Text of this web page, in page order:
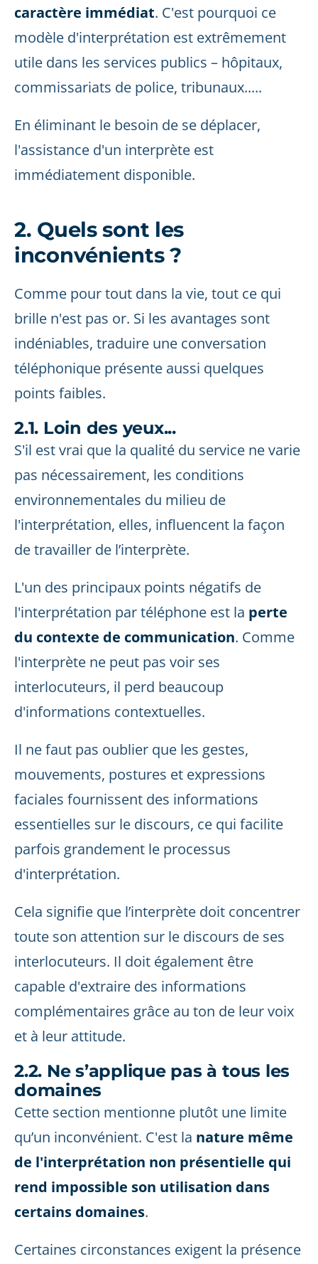
caractère immédiat. C'est pourquoi ce
modèle d'interprétation est extrêmement
utile dans les services publics – hôpitaux,
commissariats de police, tribunaux.....
En éliminant le besoin de se déplacer,
l'assistance d'un interprète est
immédiatement disponible.
2. Quels sont les
inconvénients ?
Comme pour tout dans la vie, tout ce qui
brille n'est pas or. Si les avantages sont
indéniables, traduire une conversation
téléphonique présente aussi quelques
points faibles.
2.1. Loin des yeux...
S'il est vrai que la qualité du service ne varie
pas nécessairement, les conditions
environnementales du milieu de
l'interprétation, elles, influencent la façon
de travailler de l’interprète.
L'un des principaux points négatifs de
l'interprétation par téléphone est la perte
du contexte de communication. Comme
l'interprète ne peut pas voir ses
interlocuteurs, il perd beaucoup
d'informations contextuelles.
Il ne faut pas oublier que les gestes,
mouvements, postures et expressions
faciales fournissent des informations
essentielles sur le discours, ce qui facilite
parfois grandement le processus
d'interprétation.
Cela signifie que l’interprète doit concentrer
toute son attention sur le discours de ses
interlocuteurs. Il doit également être
capable d'extraire des informations
complémentaires grâce au ton de leur voix
et à leur attitude.
2.2. Ne s’applique pas à tous les
domaines
Cette section mentionne plutôt une limite
qu’un inconvénient. C'est la nature même
de l'interprétation non présentielle qui
rend impossible son utilisation dans
certains domaines.
Certaines circonstances exigent la présence